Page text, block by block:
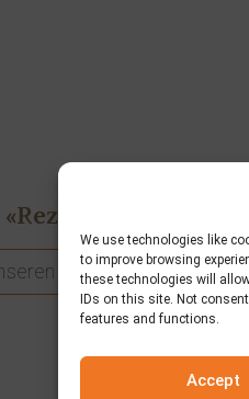
We use technologies like
to improve browsing
these technologies will
IDs on this site. Not
features and functions.
Accept
Broschüren